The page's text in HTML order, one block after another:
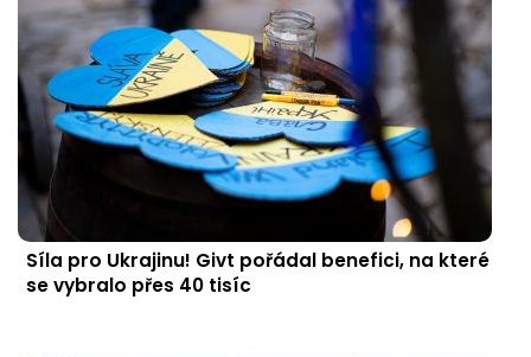
Síla pro Ukrajinu! Givt pořádal benefici, na které
se vybralo přes 40 tisíc